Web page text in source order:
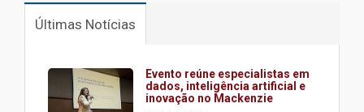
Últimas Notícias
Evento reúne especialistas em
dados, inteligência artificial e
inovação no Mackenzie